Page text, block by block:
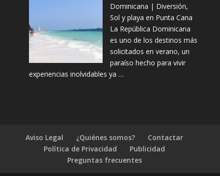
Dominicana | Diversión,
Sol y playa en Punta Cana
La República Dominicana
es uno de los destinos más
solicitados en verano, un
paraíso hecho para vivir
experiencias inolvidables ya …
Aviso Legal ¿Quiénes somos?
Contactar
Política de Privacidad
Publicidad
Preguntas frecuentes